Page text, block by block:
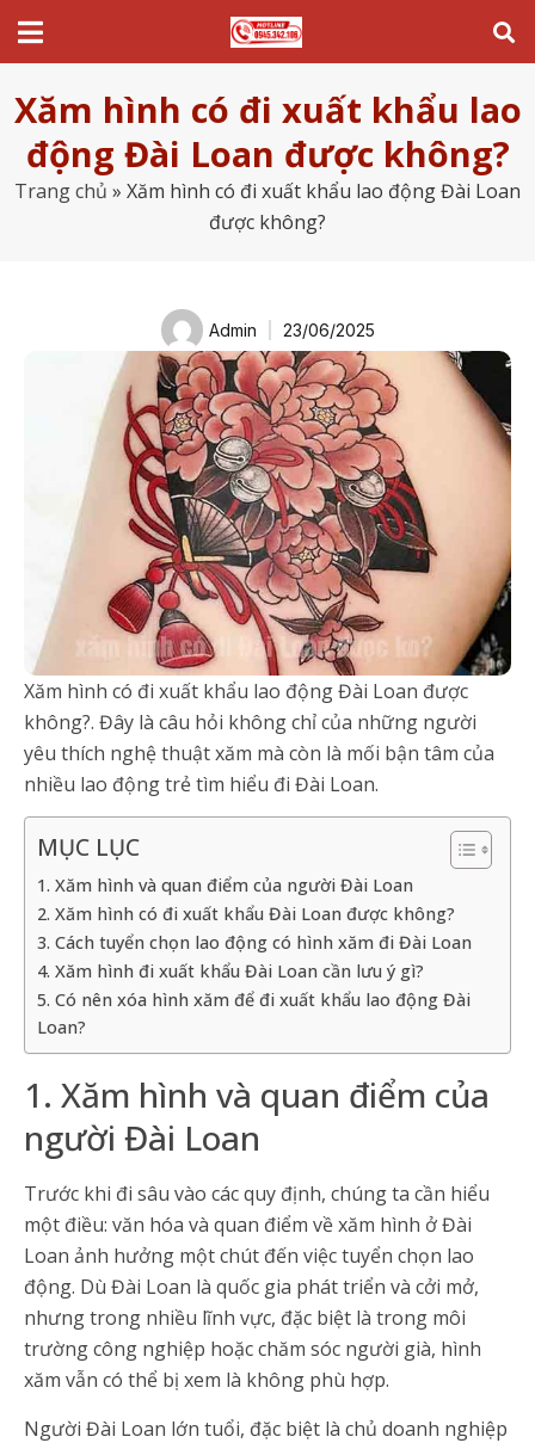
Xăm hình có đi xuất khẩu lao
động Đài Loan được không?
Trang chủ » Xăm hình có đi xuất khẩu lao động Đài Loan
được không?
Admin 23/06/2025
Xăm hình có đi xuất khẩu lao động Đài Loan được
không?. Đây là câu hỏi không chỉ của những người
yêu thích nghệ thuật xăm mà còn là mối bận tâm của
nhiều lao động trẻ tìm hiểu đi Đài Loan.
MỤC LỤC
1. Xăm hình và quan điểm của người Đài Loan
2. Xăm hình có đi xuất khẩu Đài Loan được không?
3. Cách tuyển chọn lao động có hình xăm đi Đài Loan
4. Xăm hình đi xuất khẩu Đài Loan cần lưu ý gì?
5. Có nên xóa hình xăm để đi xuất khẩu lao động Đài
Loan?
1. Xăm hình và quan điểm của
người Đài Loan
Trước khi đi sâu vào các quy định, chúng ta cần hiểu
một điều: văn hóa và quan điểm về xăm hình ở Đài
Loan ảnh hưởng một chút đến việc tuyển chọn lao
động. Dù Đài Loan là quốc gia phát triển và cởi mở,
nhưng trong nhiều lĩnh vực, đặc biệt là trong môi
trường công nghiệp hoặc chăm sóc người già, hình
xăm vẫn có thể bị xem là không phù hợp.
Người Đài Loan lớn tuổi, đặc biệt là chủ doanh nghiệp